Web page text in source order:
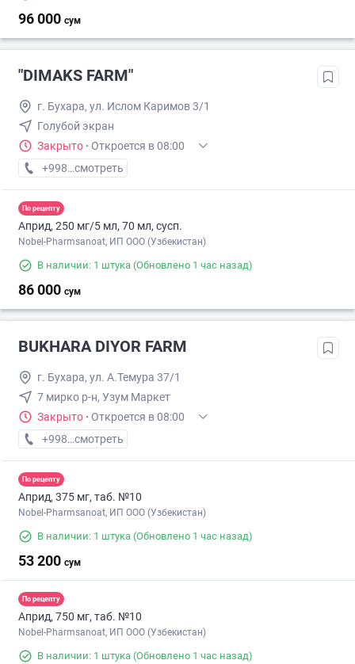
96 000 сум
"DIMAKS FARM"
г. Бухара, ул. Ислом Каримов 3/1
Голубой экран
Закрыто · Откроется в 08:00
+998 (93) XXX-XX-XX
смотреть
По рецепту
Априд, 250 мг/5 мл, 70 мл, сусп.
Nobel-Pharmsanoat, ИП ООО (Узбекистан)
В наличии: 1 штука (Обновлено 1 час назад)
86 000 сум
BUKHARA DIYOR FARM
г. Бухара, ул. А.Темура 37/1
7 мирко р-н, Узум Маркет
Закрыто · Откроется в 08:00
+998 (99) XXX-XX-XX
смотреть
По рецепту
Априд, 375 мг, таб. №10
Nobel-Pharmsanoat, ИП ООО (Узбекистан)
В наличии: 1 штука (Обновлено 1 час назад)
53 200 сум
По рецепту
Априд, 750 мг, таб. №10
Nobel-Pharmsanoat, ИП ООО (Узбекистан)
В наличии: 1 штука (Обновлено 1 час назад)